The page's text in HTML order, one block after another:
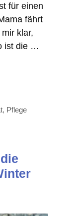
für einen
fährt
klar,
ist die …
, Pflege